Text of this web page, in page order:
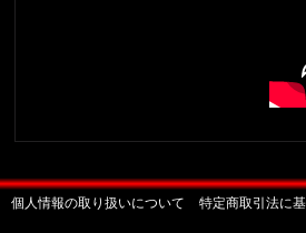
個人情報の取り扱いについて 特定商取引法に